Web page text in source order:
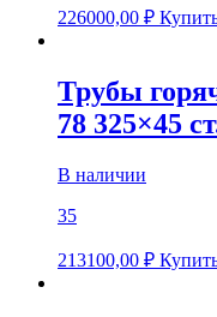
226000,00 ₽
Трубы
78 325×45
В наличии
35
213100,00 ₽